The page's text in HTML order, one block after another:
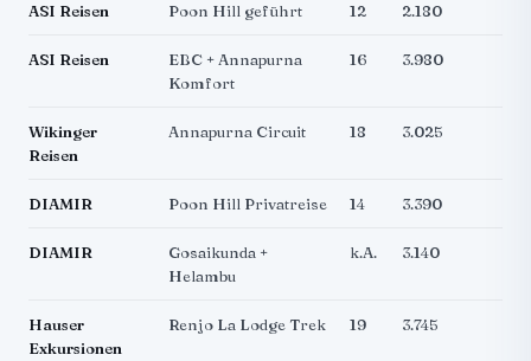
ASI Reisen Poon Hill geführt 12 2.180
ASI Reisen
EBC + Annapurna
Komfort
16 3.980
Wikinger
Reisen
Annapurna Circuit 18 3.025
DIAMIR Poon Hill Privatreise 14 3.390
DIAMIR
Gosaikunda +
Helambu
k.A. 3.140
Hauser
Exkursionen
Renjo La Lodge Trek 19 3.745